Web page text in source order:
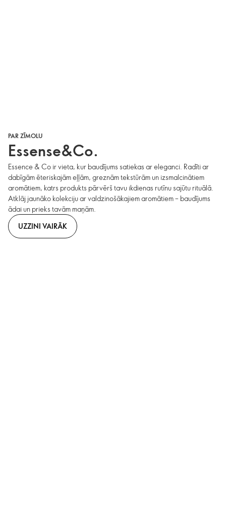
PAR ZĪMOLU
Essense&Co.
Essence & Co ir vieta, kur baudījums satiekas ar eleganci. Radīti ar
dabīgām ēteriskajām eļļām, greznām tekstūrām un izsmalcinātiem
aromātiem, katrs produkts pārvērš tavu ikdienas rutīnu sajūtu rituālā.
Atklāj jaunāko kolekciju ar valdzinošākajiem aromātiem – baudījums
ādai un prieks tavām maņām.
UZZINI VAIRĀK